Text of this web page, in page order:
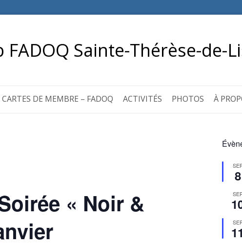
FADOQ Sainte-Thérèse-de-
CARTES DE MEMBRE – FADOQ ACTIVITÉS PHOTOS À
« Noir &
8
11